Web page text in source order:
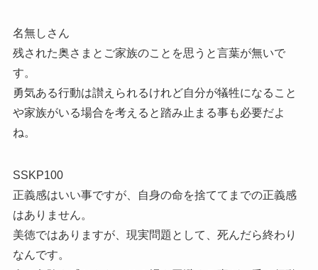
名無しさん
残された奥さまとご家族のことを思うと言葉が無いで
す。
勇気ある行動は讃えられるけれど自分が犠牲になること
や家族がいる場合を考えると踏み止まる事も必要だよ
ね。
SSKP100
正義感はいい事ですが、自身の命を捨ててまでの正義感
はありません。
美徳ではありますが、現実問題として、死んだら終わり
なんです。